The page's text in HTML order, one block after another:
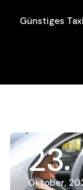
Günstiges
23
Oktober,